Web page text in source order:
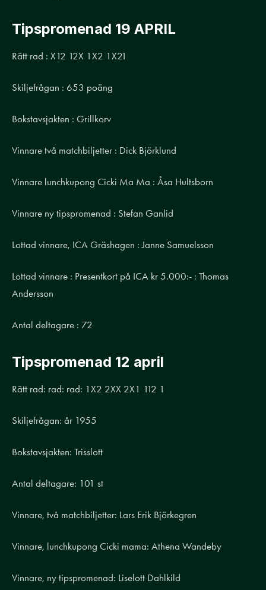
Tipspromenad 19 APRIL
Rätt rad : X12 12X 1X2 1X21
Skiljefrågan : 653 poäng
Bokstavsjakten : Grillkorv
Vinnare två matchbiljetter : Dick Björklund
Vinnare lunchkupong Cicki Ma Ma : Åsa Hultsborn
Vinnare ny tipspromenad : Stefan Ganlid
Lottad vinnare, ICA Gräshagen : Janne Samuelsson
Lottad vinnare : Presentkort på ICA kr 5.000:- : Thomas
Andersson
Antal deltagare : 72
Tipspromenad 12 april
Rätt rad: rad: rad: 1X2 2XX 2X1 112 1
Skiljefrågan: år 1955
Bokstavsjakten: Trisslott
Antal deltagare: 101 st
Vinnare, två matchbiljetter: Lars Erik Björkegren
Vinnare, lunchkupong Cicki mama: Athena Wandeby
Vinnare, ny tipspromenad: Liselott Dahlkild